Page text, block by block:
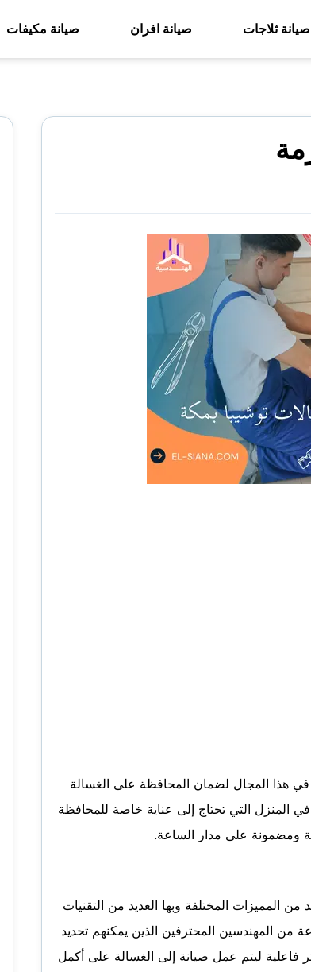
صيانة ثلاجات صيانة افران صيانة مكيفات
هذا المجال لضمان المحافظة على الغسالة
المنزل التي تحتاج إلى عناية خاصة للمحافظة
ومضمونة على مدار الساعة.
المميزات المختلفة وبها العديد من التقنيات
من المهندسين المحترفين الذين يمكنهم تحديد
فاعلية ليتم عمل صيانة إلى الغسالة على أكمل